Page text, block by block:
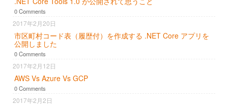
0 Comments
2017年2月20日
市区町村コード表（履歴付）を作成する .NET Core アプリを
公開しました
0 Comments
2017年2月12日
AWS Vs Azure Vs GCP
0 Comments
2017年2月2日